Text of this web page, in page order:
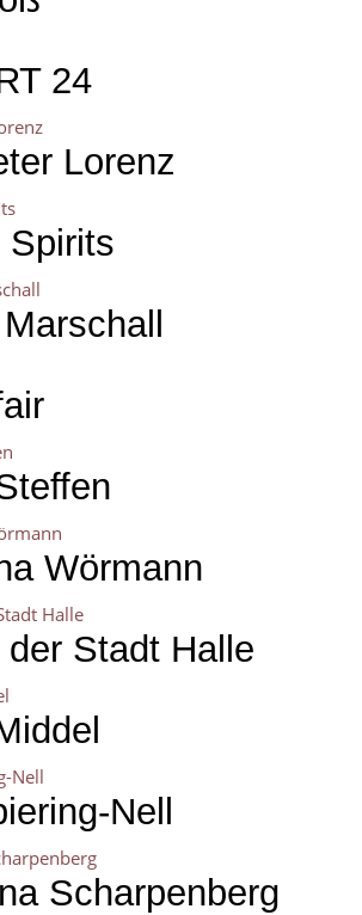
24
Lorenz
Spirits
Wörmann
Stadt Halle
Nell
Scharpenberg